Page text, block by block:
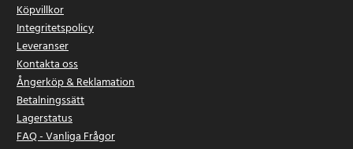
Köpvillkor
Integritetspolicy
Leveranser
Kontakta oss
Ångerköp & Reklamation
Betalningssätt
Lagerstatus
FAQ - Vanliga Frågor